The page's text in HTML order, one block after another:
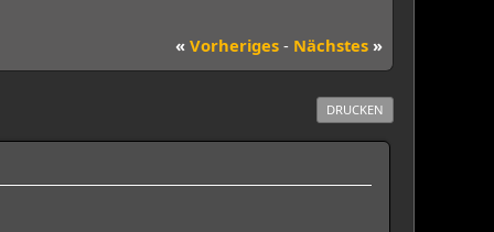
« Vorheriges - Nächstes »
DRUCKEN